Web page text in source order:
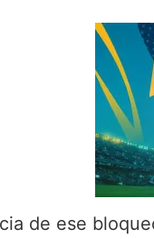
de ese